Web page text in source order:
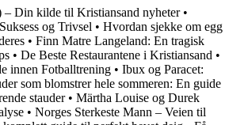
Din kilde til Kristiansand nyheter•
og Trivsel • Hvordan sjekke om egg
• Finn Matre Langeland: En tragisk
• De Beste Restaurantene i Kristiansand •
innen Fotballtrening • Ibux og Paracet:
som blomstrer hele sommeren: En guide
stauder• Märtha Louise og Durek
• Norges Sterkeste Mann – Veien til